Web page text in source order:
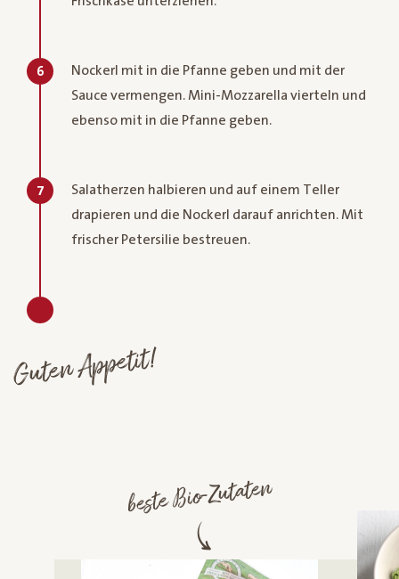
6
Nockerl mit in die Pfanne geben und mit der
Sauce vermengen. Mini-Mozzarella vierteln und
ebenso mit in die Pfanne geben.
7
Salatherzen halbieren und auf einem Teller
drapieren und die Nockerl darauf anrichten. Mit
frischer Petersilie bestreuen.
Guten Appetit!
beste Bio-Zutaten